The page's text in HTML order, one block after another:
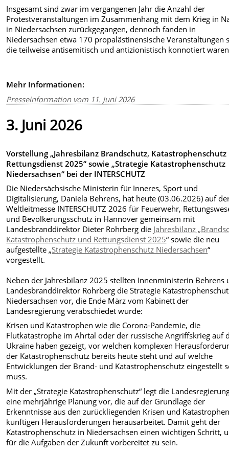
Insgesamt sind zwar im vergangenen Jahr die Anzahl der
Protestveranstaltungen im Zusammenhang mit dem Krieg in
in Niedersachsen zurückgegangen, dennoch fanden in
Niedersachsen etwa 170 propalästinensische Veranstaltungen
die teilweise antisemitisch und antizionistisch konnotiert
Mehr Informationen:
Presseinformation vom 11. Juni 2026
3. Juni 2026
Vorstellung „Jahresbilanz Brandschutz,
Rettungsdienst 2025“ sowie „Strategie Katastrophenschutz
Niedersachsen“ bei der INTERSCHUTZ
Die Niedersächsische Ministerin für Inneres, Sport und
Digitalisierung, Daniela Behrens, hat heute (03.06.2026) auf
Weltleitmesse INTERSCHUTZ 2026 für Feuerwehr,
und Bevölkerungsschutz in Hannover gemeinsam mit
Landesbranddirektor Dieter Rohrberg die Jahresbilanz
Katastrophenschutz und Rettungsdienst 2025“ sowie die neu
aufgestellte „Strategie Katastrophenschutz Niedersachsen“
vorgestellt.
Neben der Jahresbilanz 2025 stellten Innenministerin Behrens
Landesbranddirektor Rohrberg die Strategie
Niedersachsen vor, die Ende März vom Kabinett der
Landesregierung verabschiedet wurde:
Krisen und Katastrophen wie die Corona-Pandemie, die
Flutkatastrophe im Ahrtal oder der russische Angriffskrieg auf
Ukraine haben gezeigt, vor welchen komplexen
der Katastrophenschutz bereits heute steht und auf welche
Entwicklungen der Brand- und Katastrophenschutz eingestellt
muss.
Mit der „Strategie Katastrophenschutz“ legt die
eine mehrjährige Planung vor, die auf der Grundlage der
Erkenntnisse aus den zurückliegenden Krisen und
künftigen Herausforderungen herausarbeitet. Damit geht der
Katastrophenschutz in Niedersachsen einen wichtigen Schritt,
für die Aufgaben der Zukunft vorbereitet zu sein.